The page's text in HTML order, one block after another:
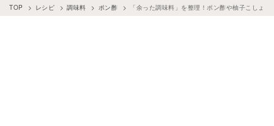
TOP レシピ 調味料 ポン酢 「余った調味料」を整理！ポン酢や柚子こしょ